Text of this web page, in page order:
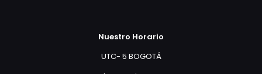
Nuestro Horario
UTC- 5 BOGOTÁ